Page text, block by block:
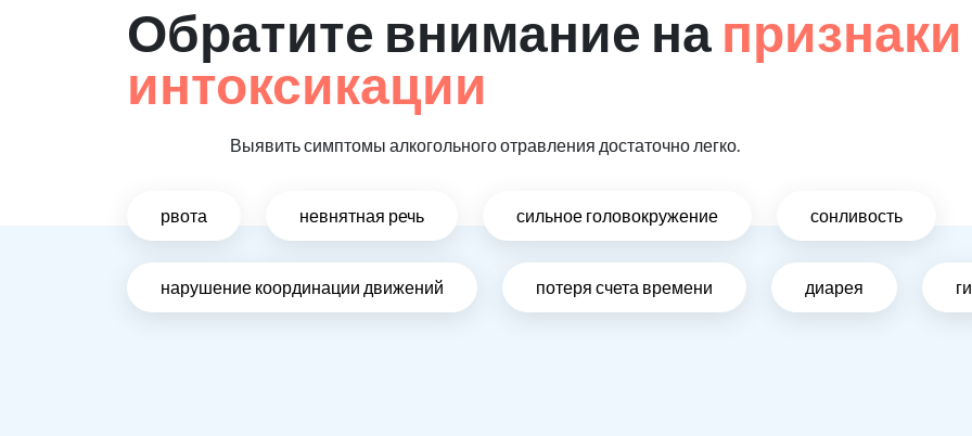
Обратите внимание на
интоксикации
Выявить симптомы алкогольного отравления достаточно легко.
рвота невнятная речь сильное головокружение сонливость
нарушение координации движений потеря счета времени диарея